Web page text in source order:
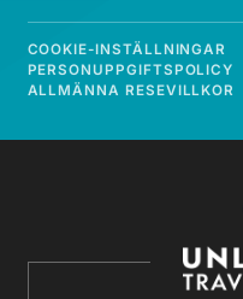
COOKIE-INSTÄLLNINGAR
PERSONUPPGIFTSPOLICY
ALLMÄNNA RESEVILLKOR